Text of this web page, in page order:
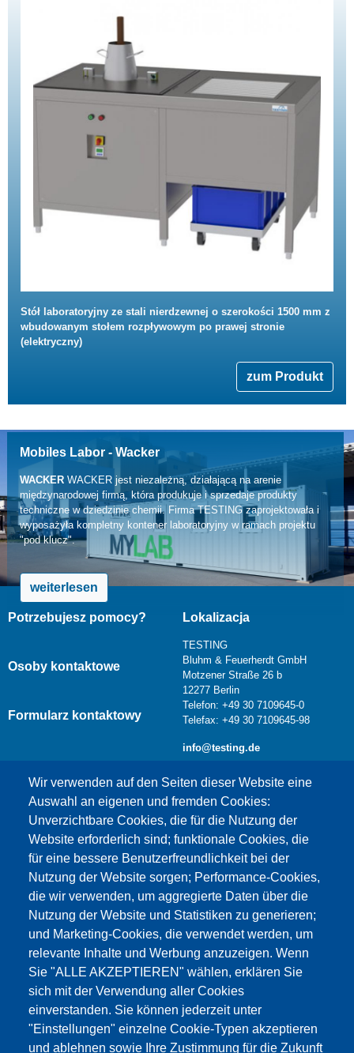
Stół laboratoryjny ze stali nierdzewnej o szerokości 1500 mm z
wbudowanym stołem rozpływowym po prawej stronie
(elektryczny)
zum Produkt
Mobiles Labor - Wacker
WACKERWACKER jest niezależną, działającą na arenie
międzynarodowej firmą, która produkuje i sprzedaje produkty
techniczne w dziedzinie chemii. Firma TESTING zaprojektowała i
wyposażyła kompletny kontener laboratoryjny w ramach projektu
"pod klucz".
weiterlesen
Wir verwenden auf den Seiten dieser Website eine
Auswahl an eigenen und fremden Cookies:
Unverzichtbare Cookies, die für die Nutzung der
Website erforderlich sind; funktionale Cookies, die
für eine bessere Benutzerfreundlichkeit bei der
Nutzung der Website sorgen; Performance-Cookies,
die wir verwenden, um aggregierte Daten über die
Nutzung der Website und Statistiken zu generieren;
und Marketing-Cookies, die verwendet werden, um
relevante Inhalte und Werbung anzuzeigen. Wenn
Sie "ALLE AKZEPTIEREN" wählen, erklären Sie
sich mit der Verwendung aller Cookies
einverstanden. Sie können jederzeit unter
"Einstellungen" einzelne Cookie-Typen akzeptieren
und ablehnen sowie Ihre Zustimmung für die Zukunft
Potrzebujesz pomocy?
Osoby kontaktowe
Formularz kontaktowy
Lokalizacja
TESTING
Bluhm & Feuerherdt GmbH
Motzener Straße 26 b
12277 Berlin
Telefon: +49 30 7109645-0
Telefax: +49 30 7109645-98
info@testing.de
Dieser Inhalt ist blockiert, da die Google Maps
Cookies nicht akzeptiert wurden.
NUR DIE GOOGLE MAPS COOKIES
AKZEPTIEREN.
Alle Cookies akzeptieren